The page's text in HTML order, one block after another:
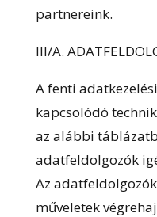
partnereink.
III/A.
A fenti
kapcsolódó
az alábbi
adatfeldolgozók
Az
műveletek